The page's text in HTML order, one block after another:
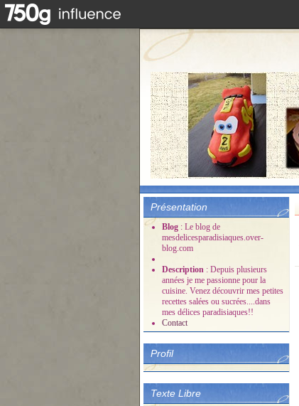
Présentation
Blog : Le blog de
mesdelicesparadisiaques.over-
blog.com
Description : Depuis plusieurs
années je me passionne pour la
cuisine. Venez découvrir mes petites
recettes salées ou sucrées....dans
mes délices paradisiaques!!
Contact
Profil
Texte Libre